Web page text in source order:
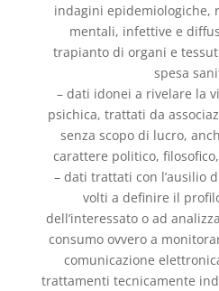
indagini epidemiologiche,
mentali, infettive e
trapianto di organi e
spesa
– dati idonei a rivelare la
psichica, trattati da
senza scopo di lucro,
carattere politico,
– dati trattati con l’ausilio
volti a definire il
dell’interessato o ad
consumo ovvero a
comunicazione
trattamenti tecnicamente